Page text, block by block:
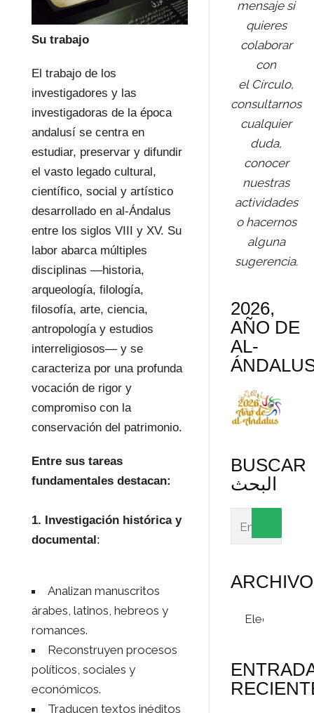
Su trabajo
El trabajo de los
investigadores y las
investigadoras de la época
andalusí se centra en
estudiar, preservar y difundir
el vasto legado cultural,
científico, social y artístico
desarrollado en al-Ándalus
entre los siglos VIII y XV. Su
labor abarca múltiples
disciplinas —historia,
arqueología, filología,
filosofía, arte, ciencia,
antropología y estudios
interreligiosos— y se
caracteriza por una profunda
vocación de rigor y
compromiso con la
conservación del patrimonio.
Entre sus tareas
fundamentales destacan:
1. Investigación histórica y
documental:
Analizan manuscritos
árabes, latinos, hebreos y
romances.
Reconstruyen procesos
políticos, sociales y
económicos.
Traducen textos inéditos
mensaje si
quieres
colaborar
con
el Círculo,
consultarnos
cualquier
duda,
conocer
nuestras
actividades
o hacernos
alguna
sugerencia.
2026,
AÑO DE
AL-
BUSCAR
البحث